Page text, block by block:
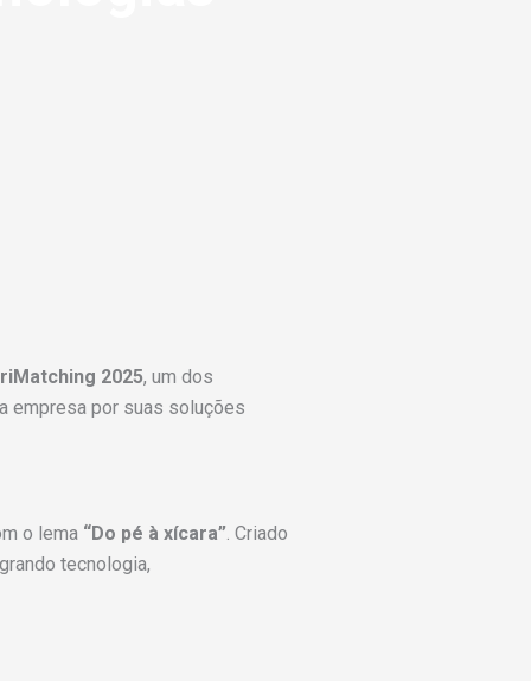
2025, um dos
empresa por suas soluções
o lema “Do pé à xícara”. Criado
tecnologia,